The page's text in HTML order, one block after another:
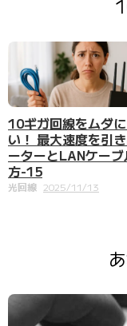
10ギガ回線をムダ
い！ 最大速度を引
ーターとLANケー
方-15
光回線 2025/11/13